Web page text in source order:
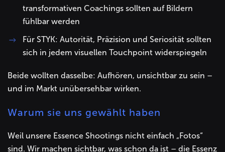
transformativen Coachings sollten auf Bildern
fühlbar werden
Für STYK: Autorität, Präzision und Seriosität sollten
sich in jedem visuellen Touchpoint widerspiegeln
Beide wollten dasselbe: Aufhören, unsichtbar zu sein –
und im Markt unübersehbar wirken.
Warum sie uns gewählt haben
Weil unsere Essence Shootings nicht einfach „Fotos“
sind. Wir machen sichtbar, was schon da ist – die Essenz